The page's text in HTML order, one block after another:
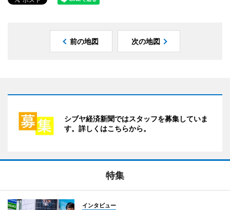
前の地図 次の地図
シブヤ経済新聞ではスタッフを募集していま
す。詳しくはこちらから。
特集
インタビュー